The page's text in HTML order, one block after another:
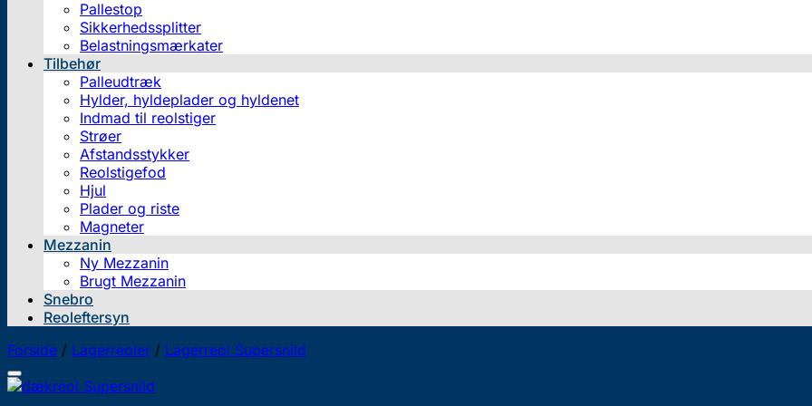
Pallestop
Sikkerhedssplitter
Belastningsmærkater
Tilbehør
Palleudtræk
Hylder, hyldeplader og hyldenet
Indmad til reolstiger
Strøer
Afstandsstykker
Reolstigefod
Hjul
Plader og riste
Magneter
Mezzanin
Ny Mezzanin
Brugt Mezzanin
Snebro
Reoleftersyn
Forside / Lagerreoler / Lagerreol Supersnild